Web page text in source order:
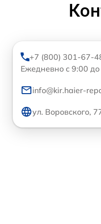
+7 (800) 301-67-
Ежедневно с 9:00
info@kir.haier-
ул. Воровского,